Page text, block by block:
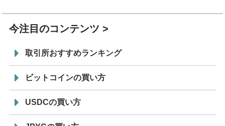
今注目のコンテンツ
取引所おすすめランキング
ビットコインの買い方
USDCの買い方